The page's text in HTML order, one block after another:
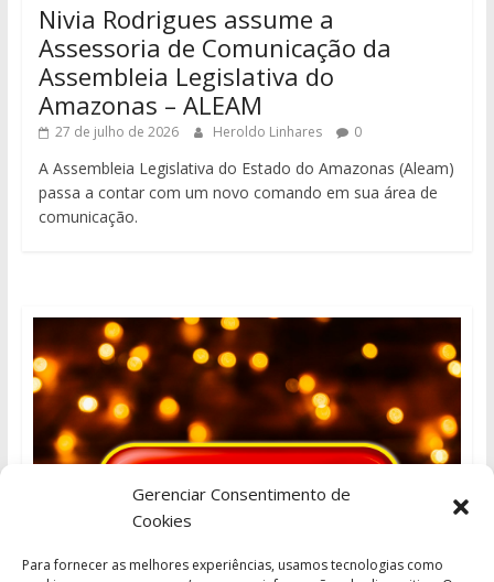
Gerenciar Consentimento de
Cookies
Para fornecer as melhores experiências, usamos tecnologias como
Nivia Rodrigues assume a
Assessoria de Comunicação da
Assembleia Legislativa do
Amazonas – ALEAM
27 de julho de 2026 Heroldo Linhares 0
A Assembleia Legislativa do Estado do Amazonas (Aleam)
passa a contar com um novo comando em sua área de
comunicação.